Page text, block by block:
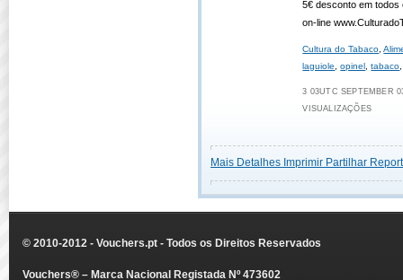
5€ desconto em
on-line
Cultura do Tabaco ,
laguiole
,opinel ,tabaco
3 03UTC SEPTEMBER
VISUALIZAÇÕES
Mais Detalhes Imprimir Partilhar
© 2010-2012 - Vouchers.pt - Todos os Direitos Reservados
Vouchers® – Marca Nacional Registada Nº 473602